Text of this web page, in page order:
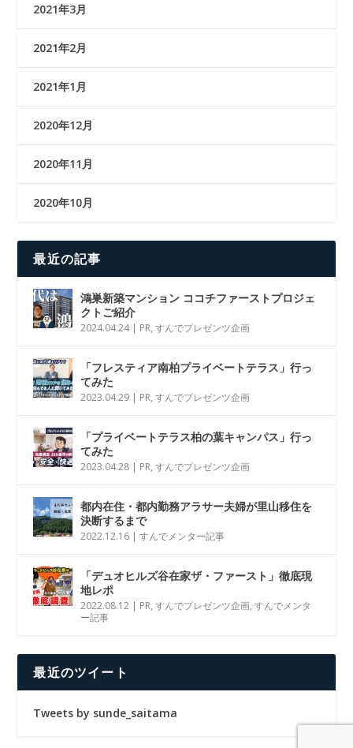
2021年3月
2021年2月
2021年1月
2020年12月
2020年11月
2020年10月
最近の記事
鴻巣新築マンション ココチファーストプロジェ
クトご紹介
2024.04.24| PR,すんでプレゼンツ企画
「フレスティア南柏プライベートテラス」行っ
てみた
2023.04.29 | PR,すんでプレゼンツ企画
「プライベートテラス柏の葉キャンパス」行っ
てみた
2023.04.28 | PR,すんでプレゼンツ企画
都内在住・都内勤務アラサー夫婦が里山移住を
決断するまで
2022.12.16 |すんでメンター記事
「デュオヒルズ谷在家ザ・ファースト」徹底現
地レポ
2022.08.12 | PR,すんでプレゼンツ企画,すんでメンタ
ー記事
最近のツイート
Tweets by sunde_saitama